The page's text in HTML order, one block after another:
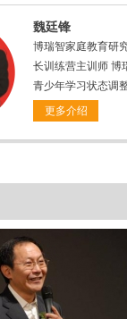
魏廷锋
博瑞智家庭教育研
长训练营主训师 博
青少年学习状态调
更多介绍